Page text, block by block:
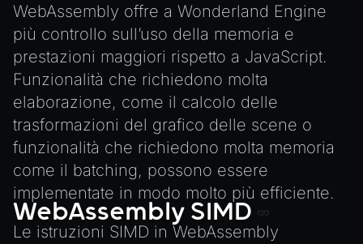
WebAssembly offre a Wonderland Engine
più controllo sull’uso della memoria e
prestazioni maggiori rispetto a JavaScript.
Funzionalità che richiedono molta
elaborazione, come il calcolo delle
trasformazioni del grafico delle scene o
funzionalità che richiedono molta memoria
come il batching, possono essere
implementate in modo molto più efficiente.
WebAssembly SIMD
Le istruzioni SIMD in WebAssembly